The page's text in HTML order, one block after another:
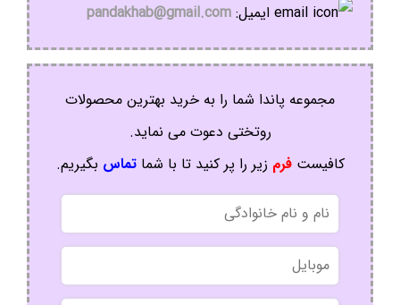
ایمیل: pandakhab@gmail.com
مجموعه پاندا شما را به خرید بهترین محصولات
روتختی دعوت می نماید.
کافیستفرم زیر را پر کنید تا با شماتماس بگیریم.
نام
و
نام
خانوادگی
موبایل